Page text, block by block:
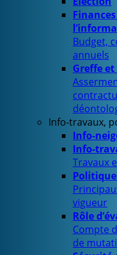
Budget,
annuels
Greffe
Info-travaux,
Info-
Info-
Travaux
vigueur
Rôle
Compte
de